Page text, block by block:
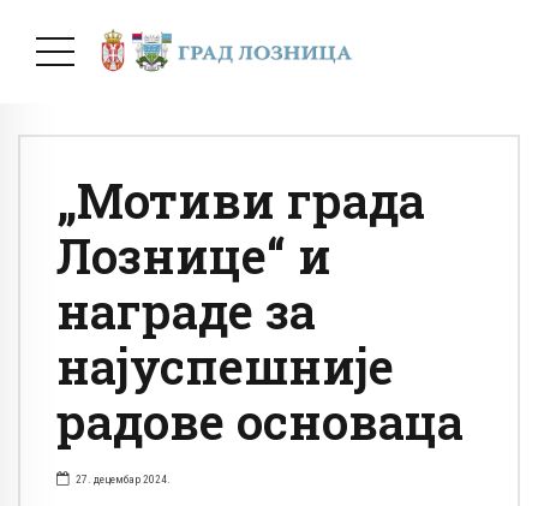
„Мотиви града
Лознице“ и
награде за
најуспешније
радове основаца
27. децембар 2024.